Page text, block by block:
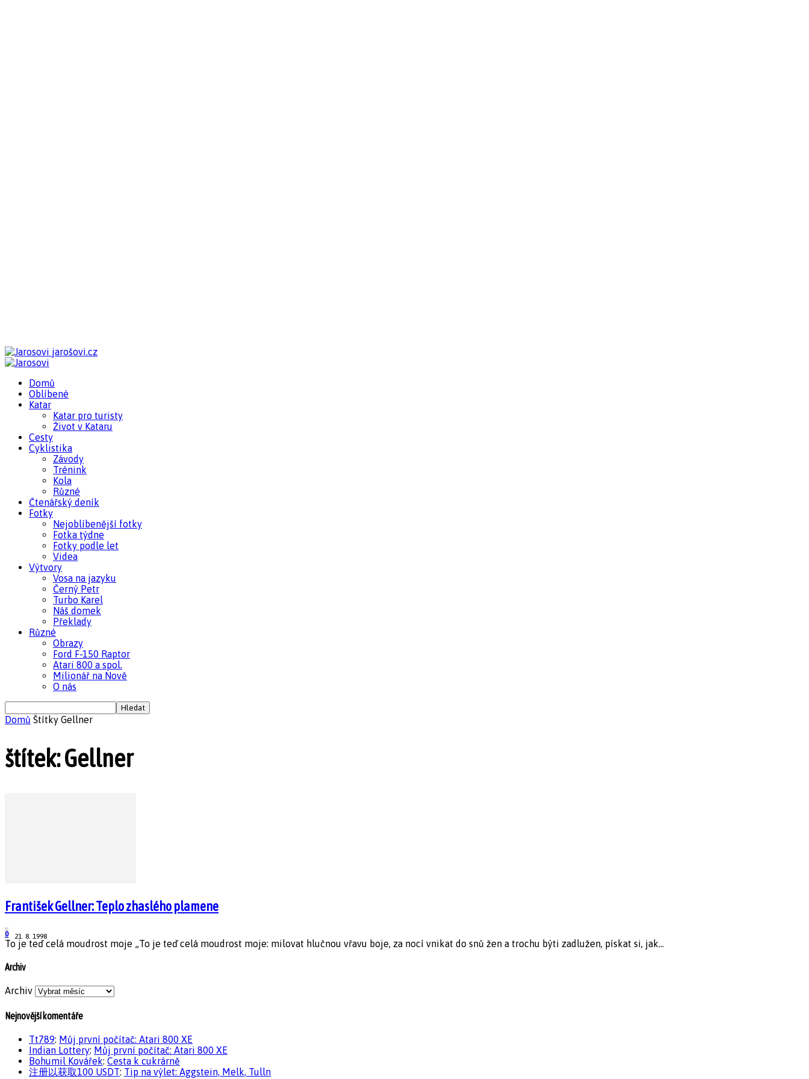
jarošovi.cz
Domů
Oblíbené
Katar
Katar pro turisty
Život v Kataru
Cesty
Cyklistika
Závody
Trénink
Kola
Různé
Čtenářský deník
Fotky
Nejoblíbenější fotky
Fotka týdne
Fotky podle let
Videa
Výtvory
Vosa na jazyku
Černý Petr
Turbo Karel
Náš domek
Překlady
Různé
Obrazy
Ford F-150 Raptor
Atari 800 a spol.
Milionář na Nově
O nás
Domů Štítky Gellner
štítek: Gellner
František Gellner: Teplo zhaslého plamene
21. 8. 1998
0
To je teď celá moudrost moje „To je teď celá moudrost moje: milovat hlučnou vřavu boje, za nocí vnikat do snů žen a trochu býti zadlužen, pískat si, jak...
Archiv
Archiv
Nejnovější komentáře
Tt789: Můj první počítač: Atari 800 XE
Indian Lottery: Můj první počítač: Atari 800 XE
Bohumil Kovářek: Cesta k cukrárně
注册以获取100 USDT: Tip na výlet: Aggstein, Melk, Tulln